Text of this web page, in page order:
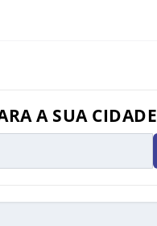
A SUA CIDADE